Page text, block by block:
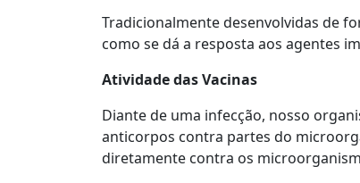
Tradicionalmente desenvolvidas de
como se dá a resposta aos agentes
Atividade das Vacinas
Diante de uma infecção, nosso
anticorpos contra partes do
diretamente contra os